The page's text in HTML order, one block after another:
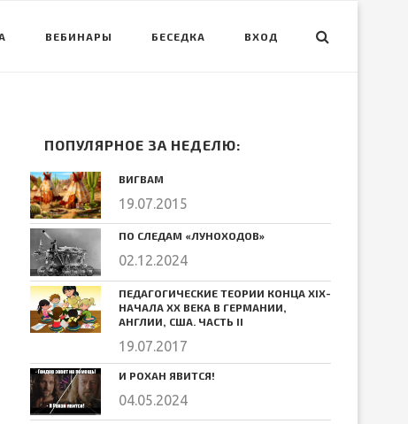
ВЕБИНАРЫ БЕСЕДКА ВХОД
ПОПУЛЯРНОЕ ЗА НЕДЕЛЮ:
ВИГВАМ
19.07.2015
ПО СЛЕДАМ «ЛУНОХОДОВ»
02.12.2024
ПЕДАГОГИЧЕСКИЕ ТЕОРИИ КОНЦА ХIХ-
НАЧАЛА ХХ ВЕКА В ГЕРМАНИИ,
АНГЛИИ, США. ЧАСТЬ II
19.07.2017
И РОХАН ЯВИТСЯ!
04.05.2024